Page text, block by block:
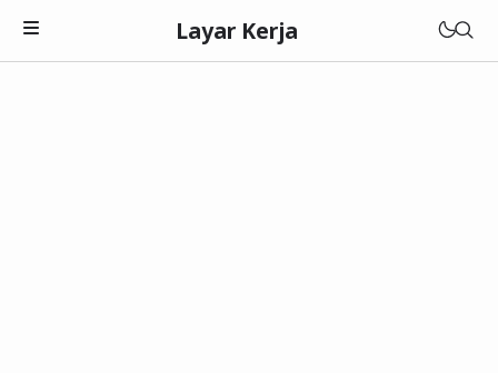
Layar Kerja